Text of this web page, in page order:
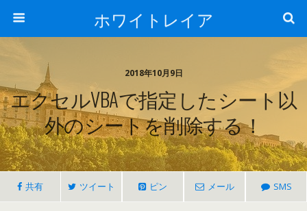
ホワイトレイア
2018年10月9日
エクセルVBAで指定したシート以
外のシートを削除する！
共有 ツイート ピン メール SMS